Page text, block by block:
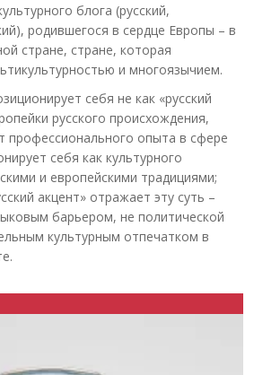
блога (русский,
родившегося в сердце Европы – в
стране, стране, которая
и многоязычием.
себя не как «русский
русского происхождения,
опыта в сфере
себя как культурного
и европейскими традициями;
акцент» отражает эту суть –
барьером, не политической
культурным отпечатком в